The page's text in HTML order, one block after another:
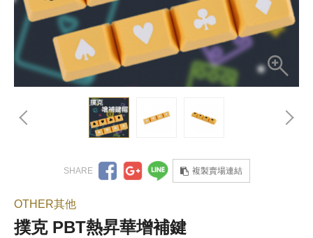
複製賣場連結
OTHER其他
撲克 PBT熱昇華增補鍵